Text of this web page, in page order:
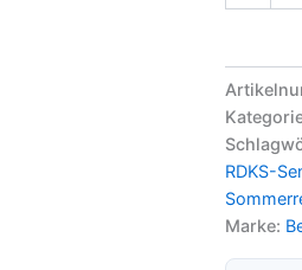
RDKS-
Marke: